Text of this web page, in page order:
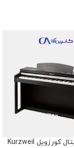
پیانو دیجیتال کورزویل Kurzweil